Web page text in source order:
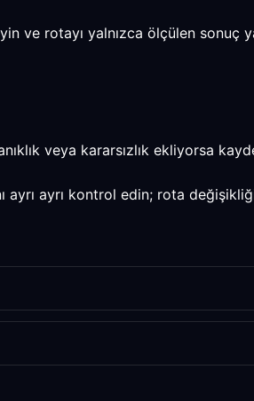
ve rotayı yalnızca ölçülen sonuç
veya kararsızlık ekliyorsa
ayrı ayrı kontrol edin; rota